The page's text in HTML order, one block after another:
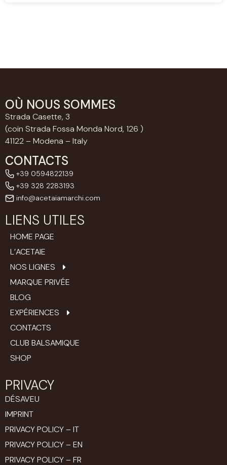
OÙ NOUS SOMMES
Strada Casette, 3
(coin Strada Fossa Monda Nord, 126 )
41122 – Modena – Italy
CONTACTS
+39 0594822139
+39 328 2283193
info@acetaiamarchi.com
LIENS UTILES
HOME PAGE
L’ACETAIE
NOS LIGNES
MARQUE PRIVÉE
BLOG
EXPÉRIENCES
CONTACTS
CLUB BALSAMIQUE
SHOP
PRIVACY
DÉSAVEU
IMPRINT
PRIVACY POLICY – IT
PRIVACY POLICY – EN
PRIVACY POLICY – FR